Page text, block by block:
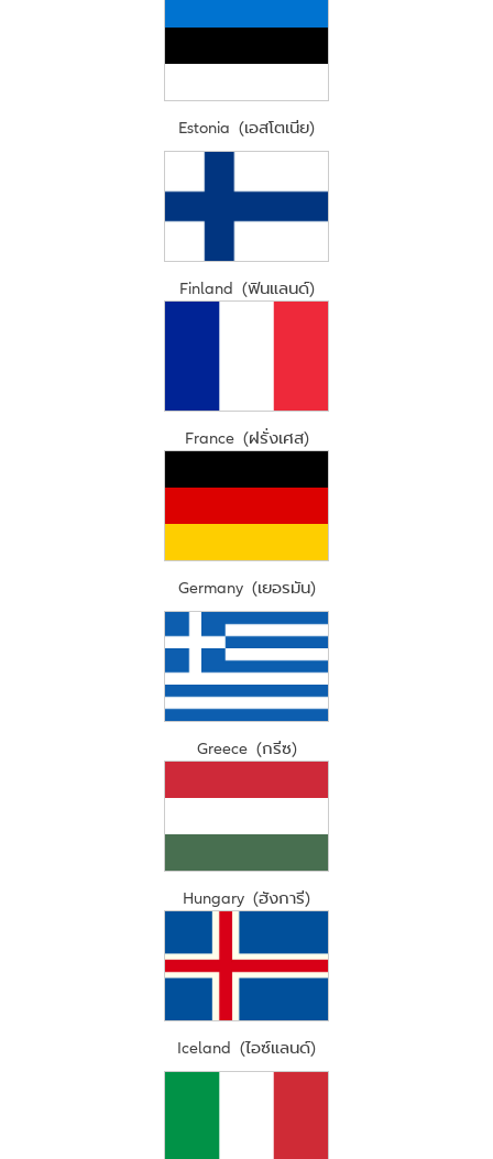
Estonia (เอสโตเนีย)
Finland (ฟินแลนด์)
France (ฝรั่งเศส)
Germany (เยอรมัน)
Greece (กรีซ)
Hungary (ฮังการี)
Iceland (ไอซ์แลนด์)